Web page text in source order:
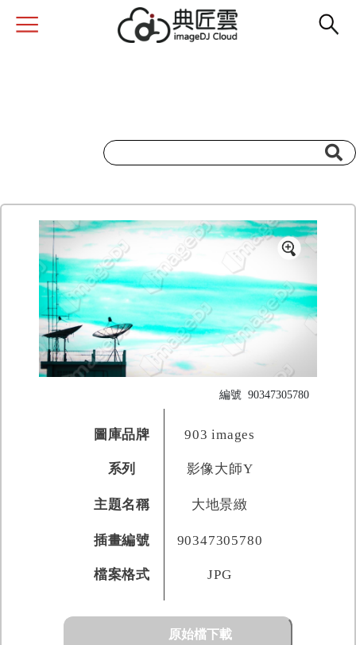
編號 90347305780
圖庫品牌 903 images
系列 影像大師Y
主題名稱 大地景緻
插畫編號 90347305780
檔案格式 JPG
原始檔下載